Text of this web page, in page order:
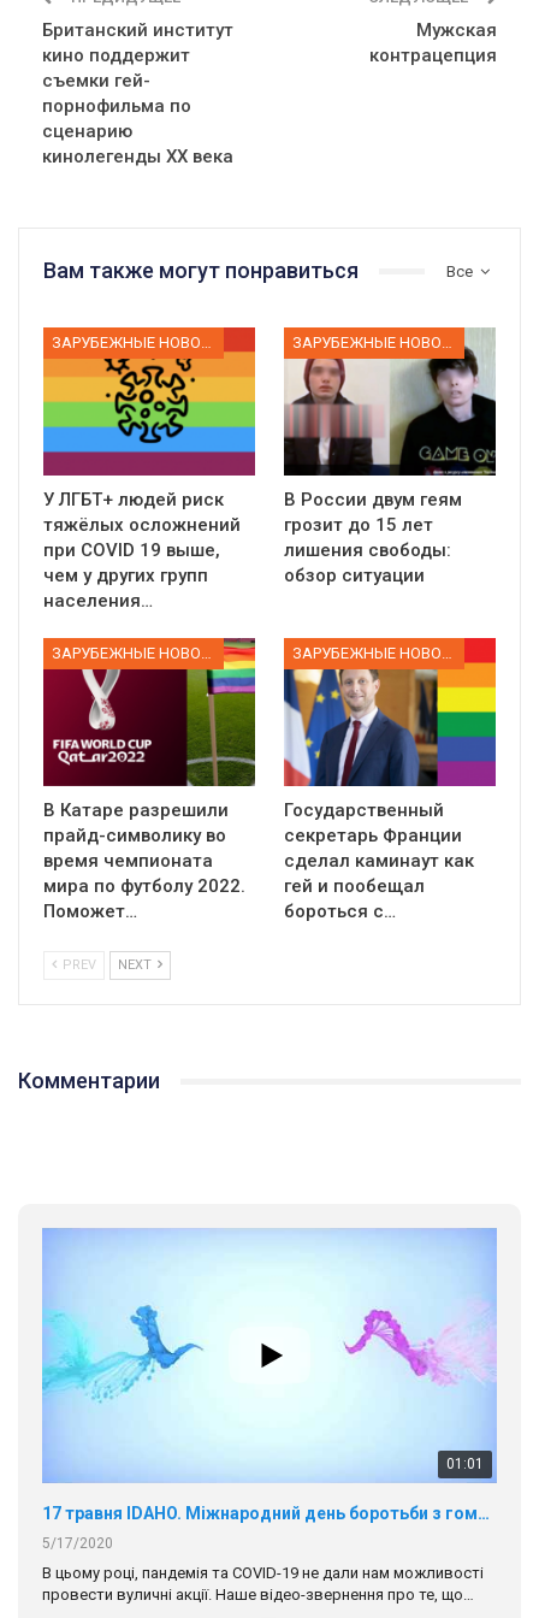
Британский институт
кино поддержит
съемки гей-
порнофильма по
сценарию
кинолегенды ХХ века
Мужская
контрацепция
Все
Вам также могут понравиться
ЗАРУБЕЖНЫЕ НОВОСТИ
У ЛГБТ+ людей риск
тяжёлых осложнений
при COVID 19 выше,
чем у других групп
населения…
ЗАРУБЕЖНЫЕ НОВОСТИ
В России двум геям
грозит до 15 лет
лишения свободы:
обзор ситуации
ЗАРУБЕЖНЫЕ НОВОСТИ
В Катаре разрешили
прайд-символику во
время чемпионата
мира по футболу 2022.
Поможет…
ЗАРУБЕЖНЫЕ НОВОСТИ
Государственный
секретарь Франции
сделал каминаут как
гей и пообещал
бороться с…
PREV NEXT
Комментарии
01:01
17 травня IDAHO. Міжнародний день боротьби з гомофобією трансфобією і біфобія.
5/17/2020
В цьому році, пандемія та COVІD-19 не дали нам можливості
провести вуличні акції. Наше відео-звернення про те, що